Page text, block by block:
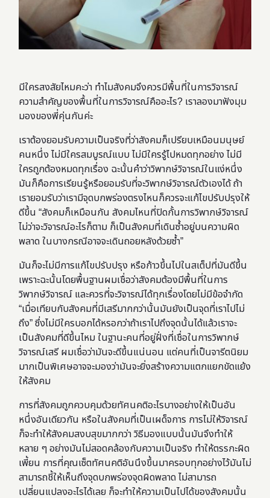
มีใครสงสัยไหมคะว่า ทำไมสังคมจึงควรมีพื้นที่ในการวิจารณ์
ความสำคัญของพื้นที่ในการวิจารณ์คืออะไร? เราลองมาฟังมุม
มองของพี่คุ่นกันค่ะ
เราต้องยอมรับความเป็นจริงที่ว่าสังคมก็เปรียบเหมือนมนุษย์
คนหนึ่ง ไม่มีใครสมบูรณ์แบบ ไม่มีใครรู้ไปหมดทุกอย่าง ไม่มี
ใครถูกต้องหมดทุกเรื่อง ฉะนั้นคำว่าวิพากษ์วิจารณ์ในแง่หนึ่ง
มันก็คือการเรียนรู้หรือยอมรับที่จะวิพากษ์วิจารณ์ตัวเองได้ ถ้า
เรายอมรับว่าเรามีจุดบกพร่องตรงไหนก็ควรจะแก้ไขปรับปรุงให้
ดีขึ้น “สังคมก็เหมือนกัน สังคมไหนที่ปิดกั้นการวิพากษ์วิจารณ์
ไม่ว่าจะวิจารณ์อะไรก็ตาม ก็เป็นสังคมที่เดินซ้ำอยู่บนความผิด
พลาด ในบางกรณีอาจจะเดินถอยหลังด้วยซ้ำ”
มันก็จะไม่มีการแก้ไขปรับปรุง หรือก้าวขึ้นไปในสเต็ปที่มันดีขึ้น
เพราะฉะนั้นโดยพื้นฐานผมเชื่อว่าสังคมต้องมีพื้นที่ในการ
วิพากษ์วิจารณ์ และควรที่จะวิจารณ์ได้ทุกเรื่องโดยไม่มีข้อจำกัด
“เมื่อเทียบกับสังคมที่มีเสรีมากกว่านั้นมันยังเป็นจุดที่เราไปไม่
ถึง” ซึ่งไม่มีใครบอกได้หรอกว่าถ้าเราไปถึงจุดนั้นได้แล้วเราจะ
เป็นสังคมที่ดีขึ้นไหม ในฐานะคนที่อยู่ฝั่งที่เชื่อในการวิพากษ์
วิจารณ์เสรี ผมเชื่อว่ามันจะดีขึ้นแน่นอน แต่คนที่เป็นจารีตนิยม
มากเป็นพิเศษอาจจะมองว่ามันจะยิ่งสร้างความแตกแยกขัดแย้ง
ให้สังคม
การที่สังคมถูกควบคุมด้วยทัศนคติอะไรบางอย่างให้เป็นอัน
หนึ่งอันเดียวกัน หรือในสังคมที่เป็นเผด็จการ การไม่ให้วิจารณ์
ก็จะทำให้สังคมสงบสุขมากกว่า วิธีมองแบบนั้นมันจึงทำให้
หลาย ๆ อย่างมันไม่สอดคล้องกับความเป็นจริง ทำให้ตรรกะผิด
เพี้ยน การที่คุณเซ็ตทัศนคติอันนึงขึ้นมาครอบทุกอย่างไว้มันไม่
สามารถชี้ให้เห็นถึงจุดบกพร่องจุดผิดพลาด ไม่สามารถ
เปลี่ยนแปลงอะไรได้เลย ก็จะทำให้ความเป็นไปได้ของสังคมนั้น